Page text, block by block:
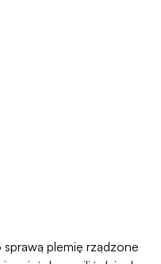
plemię rządzone